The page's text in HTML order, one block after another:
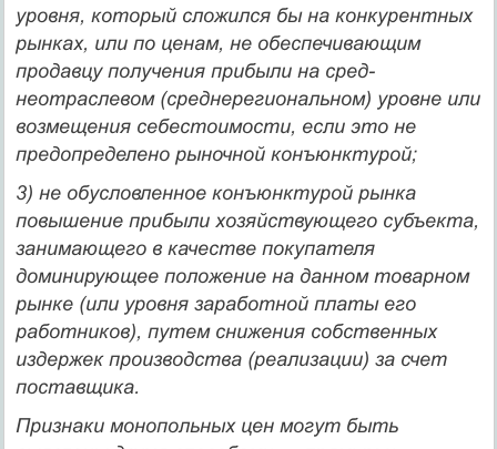
уровня, кото­рый сложился бы на конкурентных
рынках, или по ценам, не обеспечивающим
продавцу получения прибыли на сред­
неотраслевом (среднерегиональном) уровне или
возмеще­ния себестоимости, если это не
предопределено рыночной конъюнктурой;
3) не обусловленное конъюнктурой рынка
повышение прибыли хозяйствующего субъекта,
занимающего в качест­ве покупателя
доминирующее положение на данном товар­ном
рынке (или уровня заработной платы его
работников), путем снижения собственных
издержек производства (реа­лизации) за счет
поставщика.
Признаки монопольных цен могут быть